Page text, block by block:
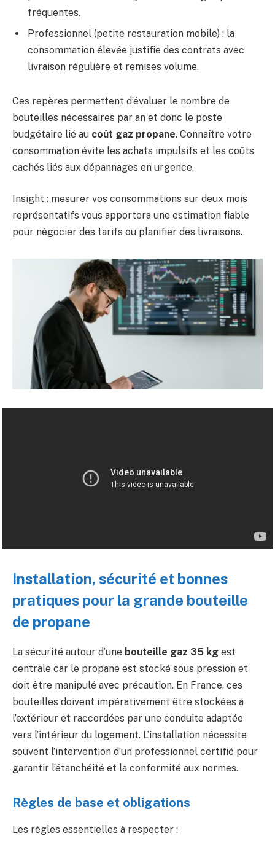
fréquentes.
Professionnel (petite restauration mobile) : la
consommation élevée justifie des contrats avec
livraison régulière et remises volume.
Ces repères permettent d’évaluer le nombre de
bouteilles nécessaires par an et donc le poste
budgétaire lié au coût gaz propane. Connaître votre
consommation évite les achats impulsifs et les coûts
cachés liés aux dépannages en urgence.
Insight : mesurer vos consommations sur deux mois
représentatifs vous apportera une estimation fiable
pour négocier des tarifs ou planifier des livraisons.
Installation, sécurité et bonnes
pratiques pour la grande bouteille
de propane
La sécurité autour d’une bouteille gaz 35 kg est
centrale car le propane est stocké sous pression et
doit être manipulé avec précaution. En France, ces
bouteilles doivent impérativement être stockées à
l’extérieur et raccordées par une conduite adaptée
vers l’intérieur du logement. L’installation nécessite
souvent l’intervention d’un professionnel certifié pour
garantir l’étanchéité et la conformité aux normes.
Règles de base et obligations
Les règles essentielles à respecter :